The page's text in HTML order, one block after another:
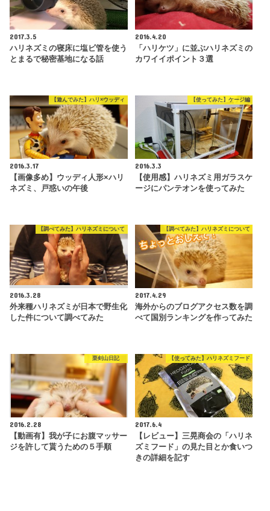
2017.3.5
ハリネズミの寝床に塩ビ管を使う
とまるで秘密基地になる話
2016.4.20
「ハリケツ」に並ぶハリネズミの
カワイイポイント３選
【遊んでみた】ハリ×ウッディ
2016.3.17
【画像多め】ウッディ人形×ハリ
ネズミ、戸惑いの午後
【使ってみた】ケージ編
2016.3.3
【使用感】ハリネズミ用ガラスケ
ージにパンテオンを使ってみた
【調べてみた】ハリネズミについて
2016.3.28
外来種ハリネズミが日本で野生化
した件について調べてみた
【調べてみた】ハリネズミについて
2017.4.29
海外からのブログアクセス数を調
べて国別ランキングを作ってみた
栗剣山日記
2016.2.28
【動画有】我が子にお腹マッサー
ジを許して貰うための５手順
【使ってみた】ハリネズミフード
2017.6.4
【レビュー】三晃商会の「ハリネ
ズミフード」の見た目とか食いつ
きの詳細を記す